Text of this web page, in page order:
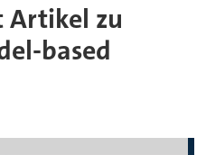
Artikel zu
based